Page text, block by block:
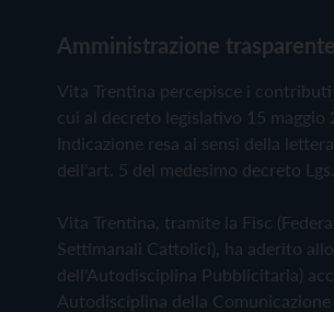
Amministrazione trasparente
Vita Trentina percepisce i
cui al decreto legislativo 15 maggio
Indicazione resa ai sensi della
dell'art. 5 del medesimo decreto Lgs.
Vita Trentina, tramite la Fisc
Settimanali Cattolici), ha aderito
dell'Autodisciplina Pubblicitaria)
Autodisciplina della